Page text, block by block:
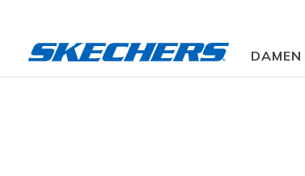
DAMEN